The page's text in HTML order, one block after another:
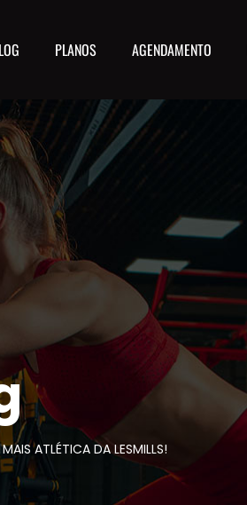
PLANOS AGENDAMENTO
ATLÉTICA DA LESMILLS!